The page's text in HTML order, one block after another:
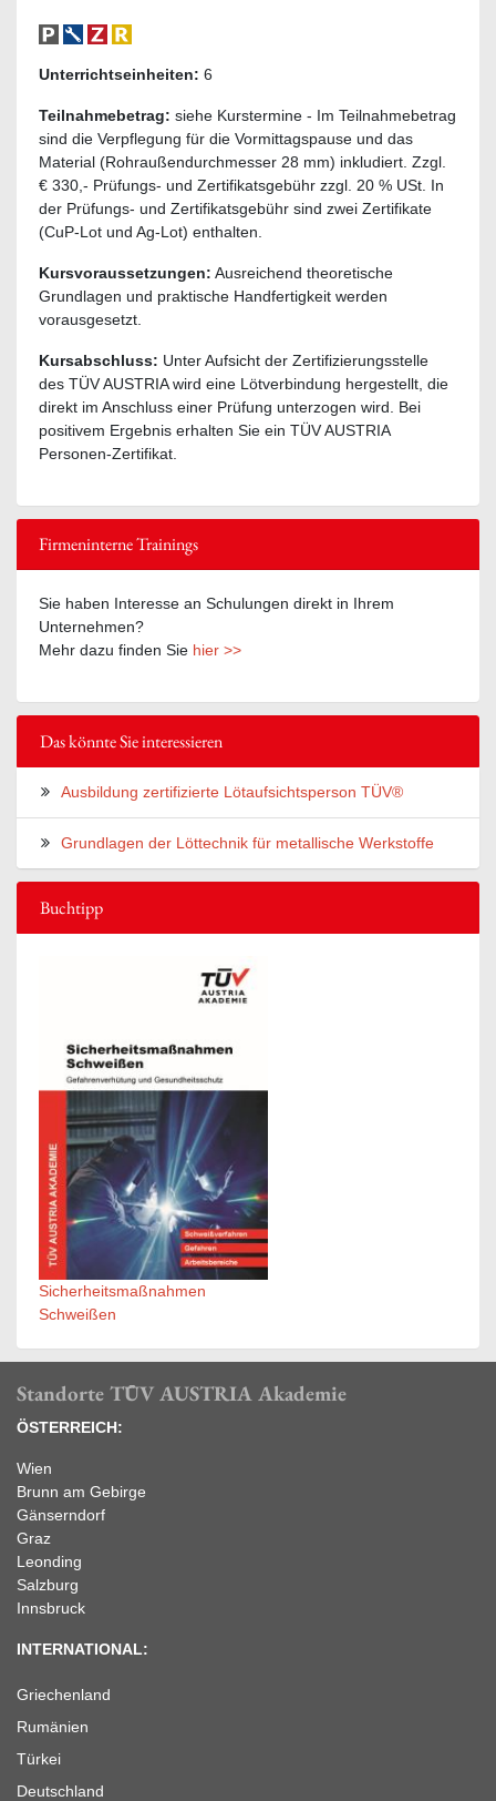
Unterrichtseinheiten: 6
Teilnahmebetrag: siehe Kurstermine - Im Teilnahmebetrag
sind die Verpflegung für die Vormittagspause und das
Material (Rohraußendurchmesser 28 mm) inkludiert. Zzgl.
€ 330,- Prüfungs- und Zertifikatsgebühr zzgl. 20 % USt. In
der Prüfungs- und Zertifikatsgebühr sind zwei Zertifikate
(CuP-Lot und Ag-Lot) enthalten.
Kursvoraussetzungen: Ausreichend theoretische
Grundlagen und praktische Handfertigkeit werden
vorausgesetzt.
Kursabschluss: Unter Aufsicht der Zertifizierungsstelle
des TÜV AUSTRIA wird eine Lötverbindung hergestellt, die
direkt im Anschluss einer Prüfung unterzogen wird. Bei
positivem Ergebnis erhalten Sie ein TÜV AUSTRIA
Personen-Zertifikat.
Firmeninterne Trainings
Sie haben Interesse an Schulungen direkt in Ihrem
Unternehmen?
Mehr dazu finden Sie hier >>
Das könnte Sie interessieren
Ausbildung zertifizierte Lötaufsichtsperson TÜV®
Grundlagen der Löttechnik für metallische Werkstoffe
Buchtipp
Sicherheitsmaßnahmen
Schweißen
Standorte TÜV AUSTRIA Akademie
ÖSTERREICH:
Wien
Brunn am Gebirge
Gänserndorf
Graz
Leonding
Salzburg
Innsbruck
INTERNATIONAL:
Griechenland
Rumänien
Türkei
Deutschland